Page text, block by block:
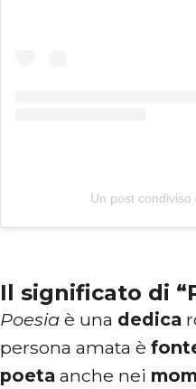
Un post condiviso
Il significato di
Poesia è una dedica
persona amata è
poeta anche nei